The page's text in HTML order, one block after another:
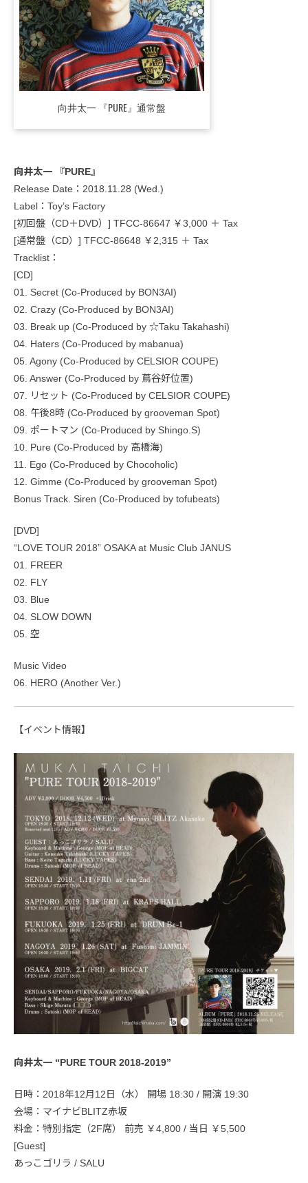
向井太一 『PURE』通常盤
向井太一 『PURE』
Release Date：2018.11.28 (Wed.)
Label：Toy’s Factory
[初回盤（CD＋DVD）] TFCC-86647 ￥3,000 ＋ Tax
[通常盤（CD）] TFCC-86648 ￥2,315 ＋ Tax
Tracklist：
[CD]
01. Secret (Co-Produced by BON3AI)
02. Crazy (Co-Produced by BON3AI)
03. Break up (Co-Produced by ☆Taku Takahashi)
04. Haters (Co-Produced by mabanua)
05. Agony (Co-Produced by CELSIOR COUPE)
06. Answer (Co-Produced by 蔦谷好位置)
07. リセット (Co-Produced by CELSIOR COUPE)
08. 午後8時 (Co-Produced by grooveman Spot)
09. ポートマン (Co-Produced by Shingo.S)
10. Pure (Co-Produced by 高橋海)
11. Ego (Co-Produced by Chocoholic)
12. Gimme (Co-Produced by grooveman Spot)
Bonus Track. Siren (Co-Produced by tofubeats)
[DVD]
“LOVE TOUR 2018” OSAKA at Music Club JANUS
01. FREER
02. FLY
03. Blue
04. SLOW DOWN
05. 空
Music Video
06. HERO (Another Ver.)
【イベント情報】
向井太一 “PURE TOUR 2018-2019”
日時：2018年12月12日（水） 開場 18:30 / 開演 19:30
会場：マイナビBLITZ赤坂
料金：特別指定（2F席） 前売 ￥4,800 / 当日 ￥5,500
[Guest]
あっこゴリラ / SALU